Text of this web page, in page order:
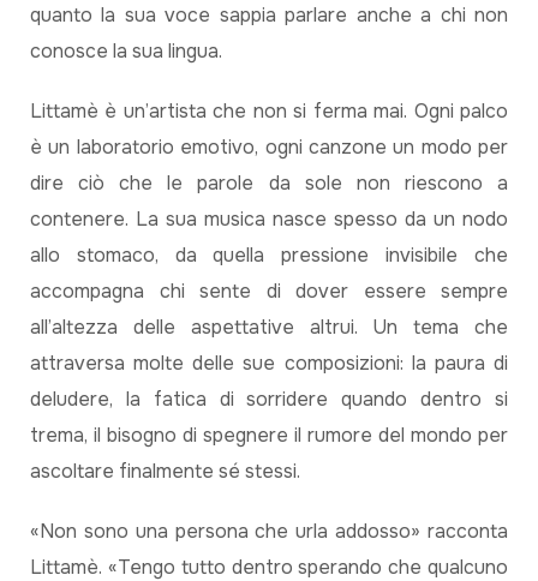
quanto la sua voce sappia parlare anche a chi non
conosce la sua lingua.
Littamè è un’artista che non si ferma mai. Ogni palco
è un laboratorio emotivo, ogni canzone un modo per
dire ciò che le parole da sole non riescono a
contenere. La sua musica nasce spesso da un nodo
allo stomaco, da quella pressione invisibile che
accompagna chi sente di dover essere sempre
all’altezza delle aspettative altrui. Un tema che
attraversa molte delle sue composizioni: la paura di
deludere, la fatica di sorridere quando dentro si
trema, il bisogno di spegnere il rumore del mondo per
ascoltare finalmente sé stessi.
«Non sono una persona che urla addosso» racconta
Littamè. «Tengo tutto dentro sperando che qualcuno